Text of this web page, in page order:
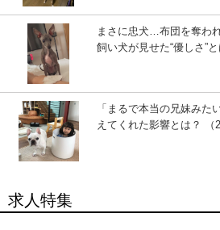
まさに忠犬…布団を奪わ
飼い犬が見せた“優しさ”
「まるで本当の兄妹みた
えてくれた影響とは？ （
求人特集